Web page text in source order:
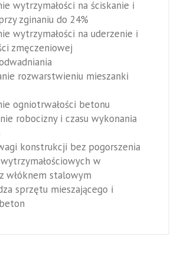
wytrzymałości na ściskanie i
zginaniu do 24%
wytrzymałości na uderzenie i
zmęczeniowej
rozwarstwieniu mieszanki
ogniotrwałości betonu
robocizny i czasu wykonania
konstrukcji bez pogorszenia
w
włóknem stalowym
sprzętu mieszającego i